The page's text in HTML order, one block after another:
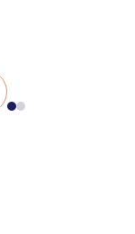
permis de progresser sur
compréhension de